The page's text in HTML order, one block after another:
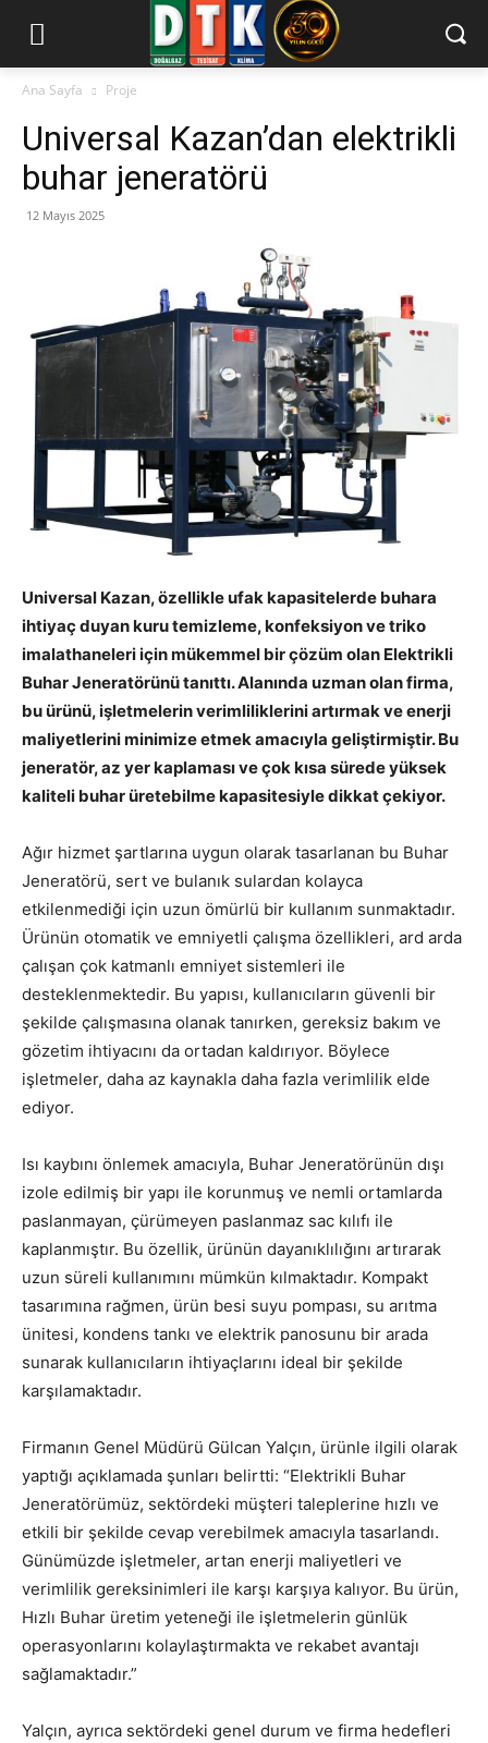
Ana Sayfa Proje
Universal Kazan’dan elektrikli
buhar jeneratörü
12 Mayıs 2025
Universal Kazan, özellikle ufak kapasitelerde buhara
ihtiyaç duyan kuru temizleme, konfeksiyon ve triko
imalathaneleri için mükemmel bir çözüm olan Elektrikli
Buhar Jeneratörünü tanıttı. Alanında uzman olan firma,
bu ürünü, işletmelerin verimliliklerini artırmak ve enerji
maliyetlerini minimize etmek amacıyla geliştirmiştir. Bu
jeneratör, az yer kaplaması ve çok kısa sürede yüksek
kaliteli buhar üretebilme kapasitesiyle dikkat çekiyor.
Ağır hizmet şartlarına uygun olarak tasarlanan bu Buhar
Jeneratörü, sert ve bulanık sulardan kolayca
etkilenmediği için uzun ömürlü bir kullanım sunmaktadır.
Ürünün otomatik ve emniyetli çalışma özellikleri, ard arda
çalışan çok katmanlı emniyet sistemleri ile
desteklenmektedir. Bu yapısı, kullanıcıların güvenli bir
şekilde çalışmasına olanak tanırken, gereksiz bakım ve
gözetim ihtiyacını da ortadan kaldırıyor. Böylece
işletmeler, daha az kaynakla daha fazla verimlilik elde
ediyor.
Isı kaybını önlemek amacıyla, Buhar Jeneratörünün dışı
izole edilmiş bir yapı ile korunmuş ve nemli ortamlarda
paslanmayan, çürümeyen paslanmaz sac kılıfı ile
kaplanmıştır. Bu özellik, ürünün dayanıklılığını artırarak
uzun süreli kullanımını mümkün kılmaktadır. Kompakt
tasarımına rağmen, ürün besi suyu pompası, su arıtma
ünitesi, kondens tankı ve elektrik panosunu bir arada
sunarak kullanıcıların ihtiyaçlarını ideal bir şekilde
karşılamaktadır.
Firmanın Genel Müdürü Gülcan Yalçın, ürünle ilgili olarak
yaptığı açıklamada şunları belirtti: “Elektrikli Buhar
Jeneratörümüz, sektördeki müşteri taleplerine hızlı ve
etkili bir şekilde cevap verebilmek amacıyla tasarlandı.
Günümüzde işletmeler, artan enerji maliyetleri ve
verimlilik gereksinimleri ile karşı karşıya kalıyor. Bu ürün,
Hızlı Buhar üretim yeteneği ile işletmelerin günlük
operasyonlarını kolaylaştırmakta ve rekabet avantajı
sağlamaktadır.”
Yalçın, ayrıca sektördeki genel durum ve firma hedefleri